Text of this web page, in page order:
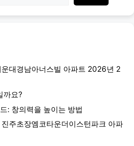
대경남아너스빌 아파트 2026년 2
까요?
: 창의력을 높이는 방법
주초장엠코타운더이스턴파크 아파